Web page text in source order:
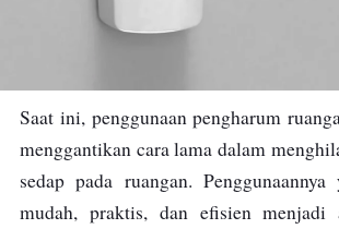
Saat ini, penggunaan pengharum
menggantikan cara lama dalam
sedap pada ruangan.
mudah, praktis, dan efisien menjadi